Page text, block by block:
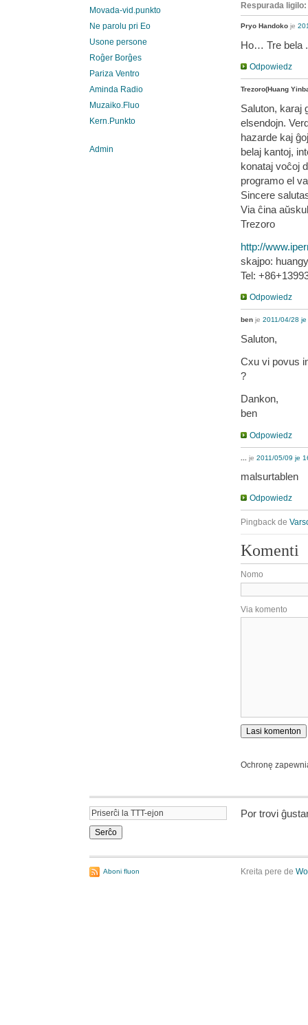
Respurada ligilo:
Pryo Handoko je
Ho… Tre bela
Odpowiedz
Trezoro(Huang
Saluton, karaj
elsendojn.
hazarde kaj
belaj kantoj,
konataj voĉoj
programo el
Sincere
Via ĉina
Trezoro
http://
skajpo:
Tel:
Odpowiedz
ben je 2011/04/28
Saluton,
Cxu vi povus
?
Dankon,
ben
Odpowiedz
je 2011/05/09 je
malsurtablen
Odpowiedz
Pingback de
Komenti
Nomo
Via komento
Ochronę
Movada-vid.punkto
Ne parolu pri Eo
Usone persone
Roĝer Borĝes
Pariza Ventro
Aminda Radio
Muzaiko.Fluo
Kern.Punkto
Admin
Por trovi
Aboni fluon Kreita pere de